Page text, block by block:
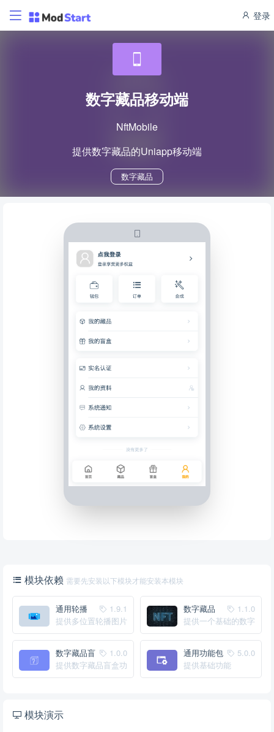
登录
数字藏品移动端
NftMobile
提供数字藏品的Uniapp移动端
数字藏品
模块依赖 需要先安装以下模块才能安装本模块
1.9.1
通用轮播
提供多位置轮播图片
基础管理功能
1.1.0
数字藏品
提供一个基础的数字
藏品系统
1.0.0
数字藏品盲
盒
提供数字藏品盲盒功
能
5.0.0
通用功能包
提供基础功能
模块演示